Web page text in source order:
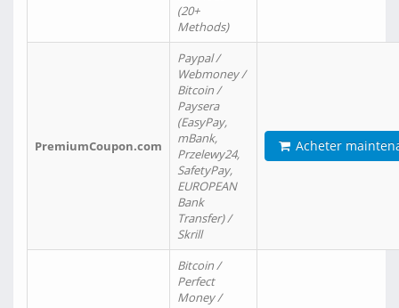
(20+
Methods)
PremiumCoupon.com
Paypal /
Webmoney /
Bitcoin /
Paysera
(EasyPay,
mBank,
Przelewy24,
SafetyPay,
EUROPEAN
Bank
Transfer) /
Skrill
Acheter
Bitcoin /
Perfect
Money /